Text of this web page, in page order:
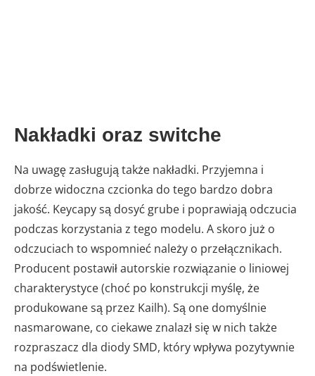
Nakładki oraz switche
Na uwagę zasługują także nakładki. Przyjemna i
dobrze widoczna czcionka do tego bardzo dobra
jakość. Keycapy są dosyć grube i poprawiają odczucia
podczas korzystania z tego modelu. A skoro już o
odczuciach to wspomnieć należy o przełącznikach.
Producent postawił autorskie rozwiązanie o liniowej
charakterystyce (choć po konstrukcji myślę, że
produkowane są przez Kailh). Są one domyślnie
nasmarowane, co ciekawe znalazł się w nich także
rozpraszacz dla diody SMD, który wpływa pozytywnie
na podświetlenie.